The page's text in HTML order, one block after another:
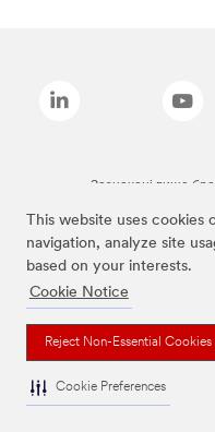
This website uses
navigation, analyze site
based on your interests.
Cookie Notice
Reject Non-Essential Cookies
Cookie Preferences
Зазначені вище